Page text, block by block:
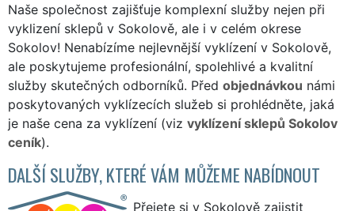
Naše společnost zajišťuje komplexní služby nejen při
vyklizení sklepů v Sokolově, ale i v celém okrese
Sokolov! Nenabízíme nejlevnější vyklízení v Sokolově,
ale poskytujeme profesionální, spolehlivé a kvalitní
služby skutečných odborníků. Před objednávkou námi
poskytovaných vyklízecích služeb si prohlédněte, jaká
je naše cena za vyklízení (viz vyklízení sklepů Sokolov
ceník).
DALŠÍ SLUŽBY, KTERÉ VÁM MŮŽEME NABÍDNOUT
Přejete si v Sokolově zajistit